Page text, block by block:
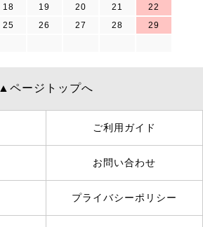
18 19 20 21
22
25 26 27 28
29
▲ページトップへ
ご利用ガイド
お問い合わせ
プライバシーポリシー